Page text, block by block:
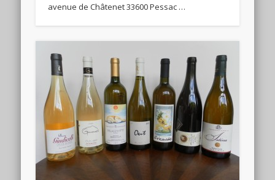
avenue de Châtenet 33600 Pessac …